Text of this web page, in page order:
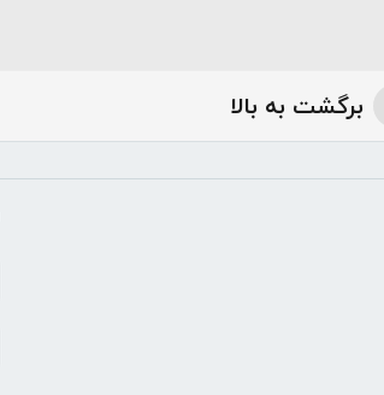
برگشت به بالا